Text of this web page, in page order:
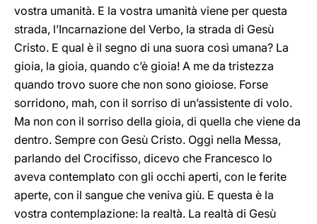
vostra umanità. E la vostra umanità viene per questa
strada, l’Incarnazione del Verbo, la strada di Gesù
Cristo. E qual è il segno di una suora così umana? La
gioia, la gioia, quando c’è gioia! A me da tristezza
quando trovo suore che non sono gioiose. Forse
sorridono, mah, con il sorriso di un’assistente di volo.
Ma non con il sorriso della gioia, di quella che viene da
dentro. Sempre con Gesù Cristo. Oggi nella Messa,
parlando del Crocifisso, dicevo che Francesco lo
aveva contemplato con gli occhi aperti, con le ferite
aperte, con il sangue che veniva giù. E questa è la
vostra contemplazione: la realtà. La realtà di Gesù